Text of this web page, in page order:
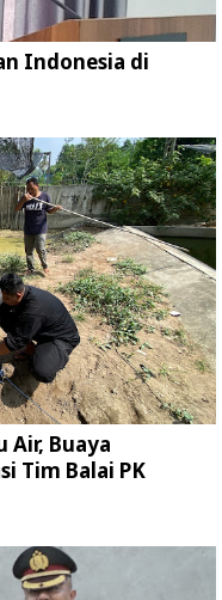
Indonesia di
Air, Buaya
Tim Balai PK